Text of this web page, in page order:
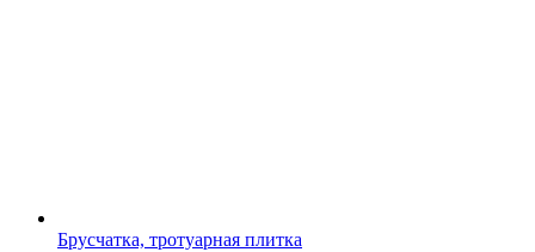
Брусчатка, тротуарная плитка